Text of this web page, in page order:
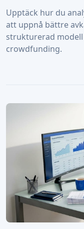
Upptäck hur du
att uppnå bättre
strukturerad
crowdfunding.